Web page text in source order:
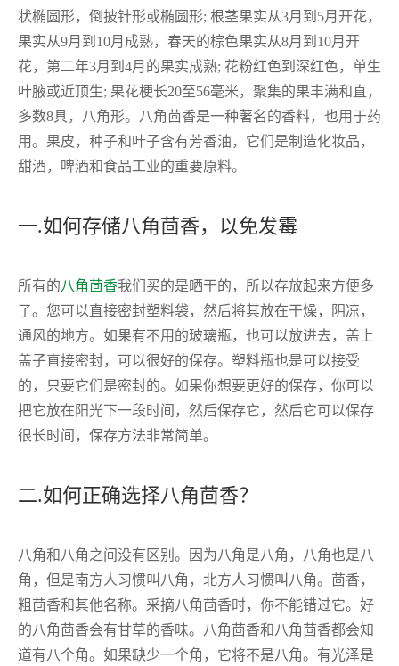
状椭圆形，倒披针形或椭圆形; 根茎果实从3月到5月开花，
果实从9月到10月成熟，春天的棕色果实从8月到10月开
花，第二年3月到4月的果实成熟; 花粉红色到深红色，单生
叶腋或近顶生; 果花梗长20至56毫米，聚集的果丰满和直，
多数8具，八角形。八角茴香是一种著名的香料，也用于药
用。果皮，种子和叶子含有芳香油，它们是制造化妆品，
甜酒，啤酒和食品工业的重要原料。
一.如何存储八角茴香，以免发霉
所有的八角茴香我们买的是晒干的，所以存放起来方便多
了。您可以直接密封塑料袋，然后将其放在干燥，阴凉，
通风的地方。如果有不用的玻璃瓶，也可以放进去，盖上
盖子直接密封，可以很好的保存。塑料瓶也是可以接受
的，只要它们是密封的。如果你想要更好的保存，你可以
把它放在阳光下一段时间，然后保存它，然后它可以保存
很长时间，保存方法非常简单。
二.如何正确选择八角茴香？
八角和八角之间没有区别。因为八角是八角，八角也是八
角，但是南方人习惯叫八角，北方人习惯叫八角。茴香，
粗茴香和其他名称。采摘八角茴香时，你不能错过它。好
的八角茴香会有甘草的香味。八角茴香和八角茴香都会知
道有八个角。如果缺少一个角，它将不是八角。有光泽是